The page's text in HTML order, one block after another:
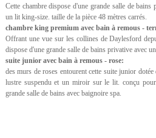
Cette chambre dispose d'une grande salle de
un lit king-size. taille de la pièce 48 mètres carrés.
chambre king premium avec bain à remous -
Offrant une vue sur les collines de Daylesford
dispose d'une grande salle de bains privative avec
suite junior avec bain à remous - rose:
des murs de roses entourent cette suite junior
lustre suspendu et un miroir sur le lit. conçu
grande salle de bains avec baignoire spa.